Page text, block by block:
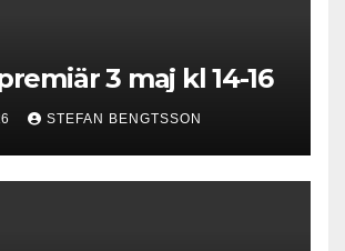
3 maj kl 14-16
STEFAN BENGTSSON